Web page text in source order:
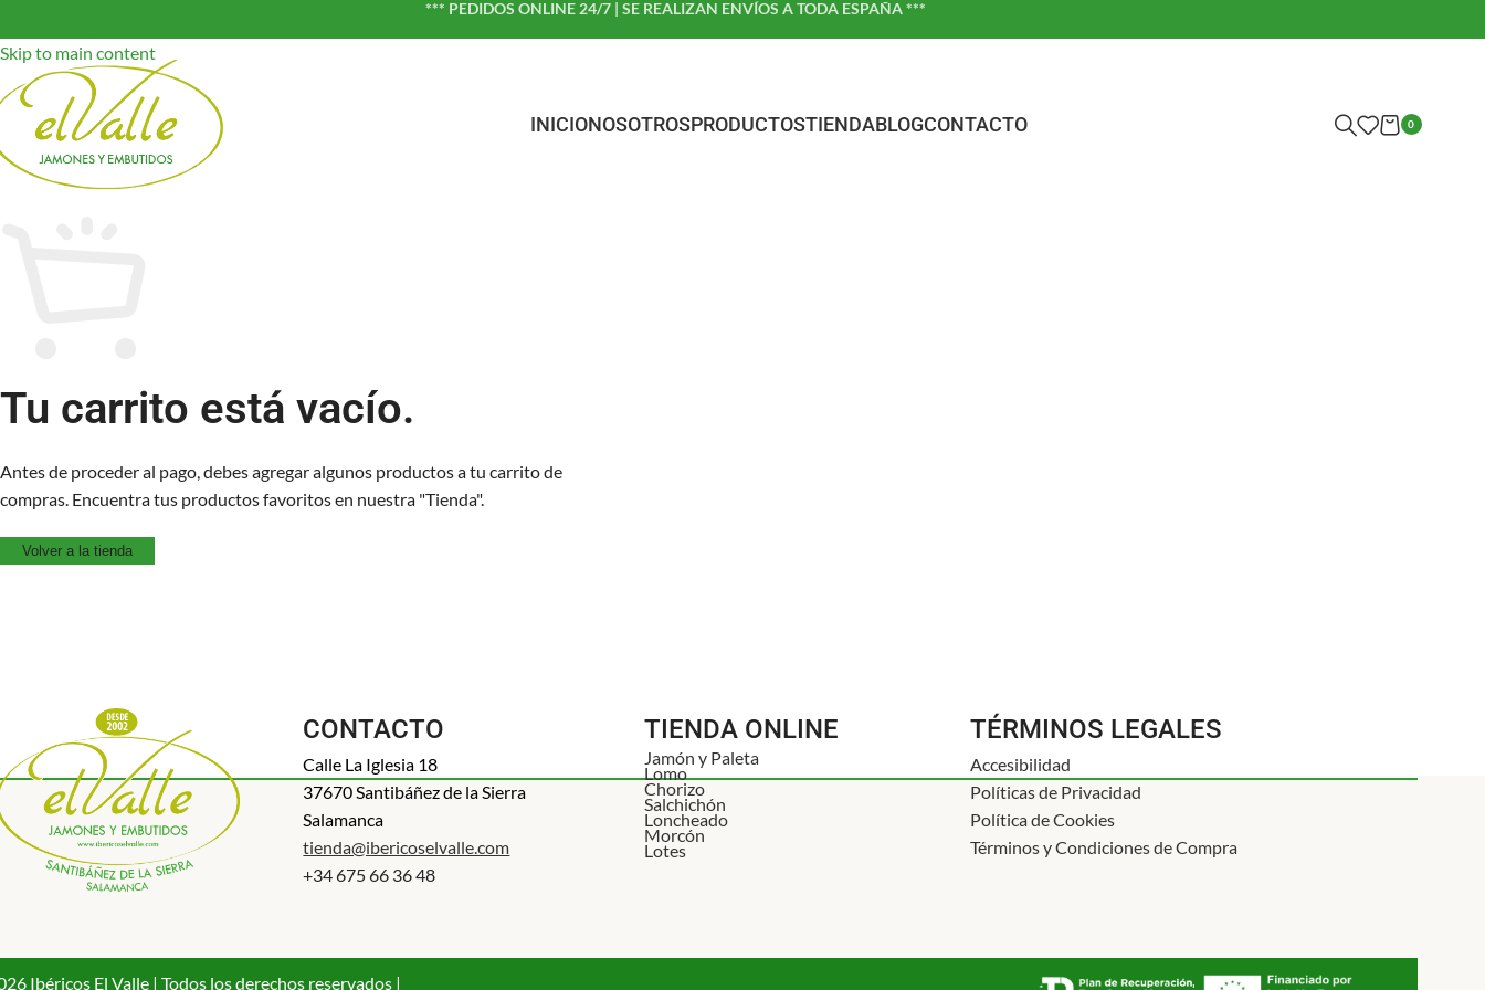
Skip to main content
*** PEDIDOS ONLINE 24/7 | SE REALIZAN ENVÍOS A TODA ESPAÑA ***
INICIONOSOTROSPRODUCTOSTIENDABLOGCONTACTO 0
Tu carrito está vacío.
Antes de proceder al pago, debes agregar algunos productos a tu carrito de
compras. Encuentra tus productos favoritos en nuestra "Tienda".
Volver a la tienda
CONTACTO
Calle La Iglesia 18
37670 Santibáñez de la Sierra
Salamanca
tienda@ibericoselvalle.com
+34 675 66 36 48
TIENDA ONLINE
Jamón y Paleta
Lomo
Chorizo
Salchichón
Loncheado
Morcón
Lotes
TÉRMINOS LEGALES
Accesibilidad
Políticas de Privacidad
Política de Cookies
Términos y Condiciones de Compra
Ibéricos El Valle | Todos los derechos reservados |